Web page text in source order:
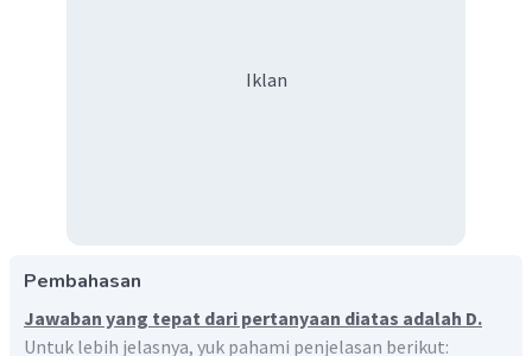
Iklan
Pembahasan
Jawaban yang tepat dari pertanyaan diatas adalah D.
Untuk lebih jelasnya, yuk pahami penjelasan berikut: